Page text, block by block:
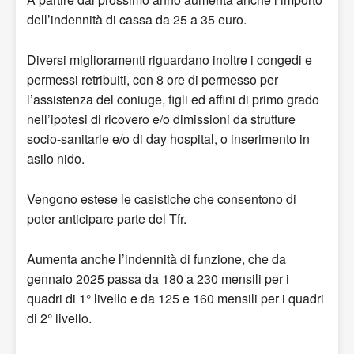
dell’indennità di cassa da 25 a 35 euro.
Diversi miglioramenti riguardano inoltre i congedi e
permessi retribuiti, con 8 ore di permesso per
l’assistenza del coniuge, figli ed affini di primo grado
nell’ipotesi di ricovero e/o dimissioni da strutture
socio-sanitarie e/o di day hospital, o inserimento in
asilo nido.
Vengono estese le casistiche che consentono di
poter anticipare parte del Tfr.
Aumenta anche l’indennità di funzione, che da
gennaio 2025 passa da 180 a 230 mensili per i
quadri di 1° livello e da 125 e 160 mensili per i quadri
di 2° livello.